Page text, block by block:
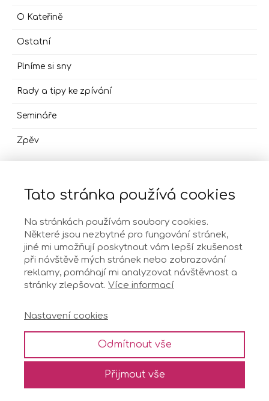
O Kateřině
Ostatní
Plníme si sny
Rady a tipy ke zpívání
Semináře
Zpěv
Ochrana osobních údajů
Kontakt
Tato stránka používá cookies
Na stránkách používám soubory cookies.
Některé jsou nezbytné pro fungování stránek,
jiné mi umožňují poskytnout vám lepší zkušenost
při návštěvě mých stránek nebo zobrazování
reklamy, pomáhají mi analyzovat návštěvnost a
stránky zlepšovat. Více informací
Nastavení cookies
Odmítnout vše
Přijmout vše